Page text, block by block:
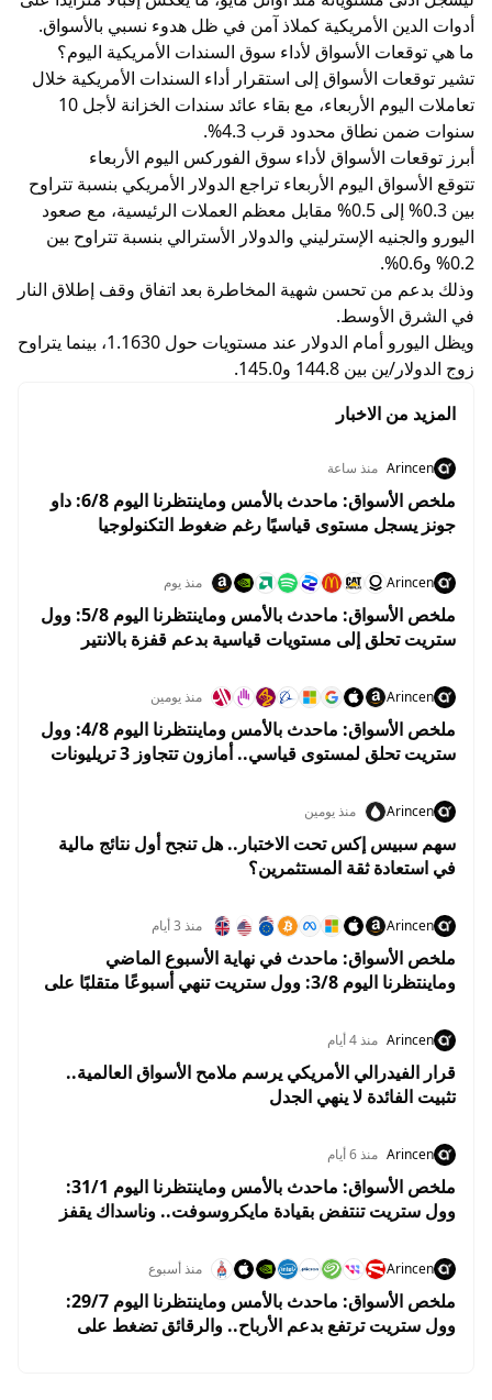
أدوات الدين الأمريكية كملاذ آمن في ظل هدوء نسبي بالأسواق.
ما هي توقعات الأسواق لأداء سوق السندات الأمريكية اليوم؟
تشير توقعات الأسواق إلى استقرار أداء السندات الأمريكية خلال
تعاملات اليوم الأربعاء، مع بقاء عائد سندات الخزانة لأجل 10
سنوات ضمن نطاق محدود قرب 4.3%.
أبرز توقعات الأسواق لأداء سوق الفوركس اليوم الأربعاء
تتوقع الأسواق اليوم الأربعاء تراجع الدولار الأمريكي بنسبة تتراوح
بين 0.3% إلى 0.5% مقابل معظم العملات الرئيسية، مع صعود
اليورو والجنيه الإسترليني والدولار الأسترالي بنسبة تتراوح بين
0.2% و0.6%.
وذلك بدعم من تحسن شهية المخاطرة بعد اتفاق وقف إطلاق النار
في الشرق الأوسط.
ويظل اليورو أمام الدولار عند مستويات حول 1.1630، بينما يتراوح
زوج الدولار/ين بين 144.8 و145.0.
المزيد من الاخبار
Arincen منذ ساعة
ملخص الأسواق: ماحدث بالأمس وماينتظرنا اليوم 6/8: داو
جونز يسجل مستوى قياسيًا رغم ضغوط التكنولوجيا
Arincen منذ يوم
ملخص الأسواق: ماحدث بالأمس وماينتظرنا اليوم 5/8: وول
ستريت تحلق إلى مستويات قياسية بدعم قفزة بالانتير
Arincen منذ يومين
ملخص الأسواق: ماحدث بالأمس وماينتظرنا اليوم 4/8: وول
ستريت تحلق لمستوى قياسي.. أمازون تتجاوز 3 تريليونات
Arincen منذ يومين
سهم سبيس إكس تحت الاختبار.. هل تنجح أول نتائج مالية
في استعادة ثقة المستثمرين؟
Arincen منذ 3 أيام
ملخص الأسواق: ماحدث في نهاية الأسبوع الماضي
وماينتظرنا اليوم 3/8: وول ستريت تنهي أسبوعًا متقلبًا على
Arincen منذ 4 أيام
قرار الفيدرالي الأمريكي يرسم ملامح الأسواق العالمية..
تثبيت الفائدة لا ينهي الجدل
Arincen منذ 6 أيام
ملخص الأسواق: ماحدث بالأمس وماينتظرنا اليوم 31/1:
وول ستريت تنتفض بقيادة مايكروسوفت.. وناسداك يقفز
Arincen منذ أسبوع
ملخص الأسواق: ماحدث بالأمس وماينتظرنا اليوم 29/7:
وول ستريت ترتفع بدعم الأرباح.. والرقائق تضغط على